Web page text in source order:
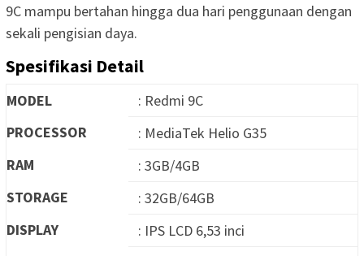
9C mampu bertahan hingga dua hari penggunaan dengan
sekali pengisian daya.
Spesifikasi Detail
MODEL
: Redmi 9C
PROCESSOR
: MediaTek Helio G35
RAM
: 3GB/4GB
STORAGE
: 32GB/64GB
DISPLAY
: IPS LCD 6,53 inci